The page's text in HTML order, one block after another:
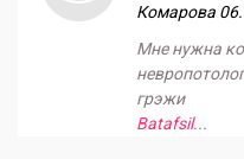
Комарова
Мне нужна
грэжи
Batafsil...